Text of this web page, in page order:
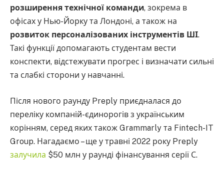
розширення технічної команди, зокрема в
офісах у Нью-Йорку та Лондоні, а також на
розвиток персоналізованих інструментів ШІ.
Такі функції допомагають студентам вести
конспекти, відстежувати прогрес і визначати сильні
та слабкі сторони у навчанні.
Після нового раунду Preply приєдналася до
переліку компаній-єдинорогів з українським
корінням, серед яких також Grammarly та Fintech-IT
Group. Нагадаємо – ще у травні 2022 року Preply
залучила $50 млн у раунді фінансування серії С.